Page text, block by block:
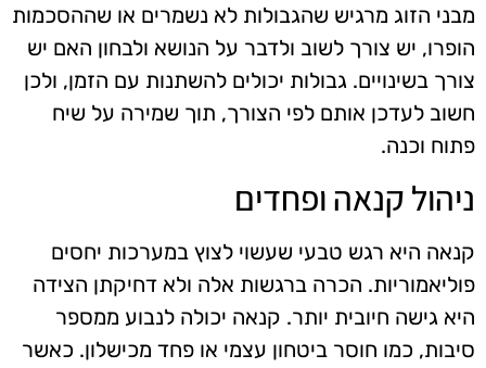
מבני הזוג מרגיש שהגבולות לא נשמרים או שההסכמות
הופרו, יש צורך לשוב ולדבר על הנושא ולבחון האם יש
צורך בשינויים. גבולות יכולים להשתנות עם הזמן, ולכן
חשוב לעדכן אותם לפי הצורך, תוך שמירה על שיח
פתוח וכנה.
ניהול קנאה ופחדים
קנאה היא רגש טבעי שעשוי לצוץ במערכות יחסים
פוליאמוריות. הכרה ברגשות אלה ולא דחיקתן הצידה
היא גישה חיובית יותר. קנאה יכולה לנבוע ממספר
סיבות, כמו חוסר ביטחון עצמי או פחד מכישלון. כאשר